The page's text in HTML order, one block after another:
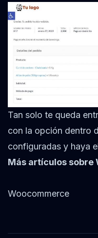
Tan solo te queda
con la opción dentro
configuradas y haya
Más artículos sobre
Woocommerce